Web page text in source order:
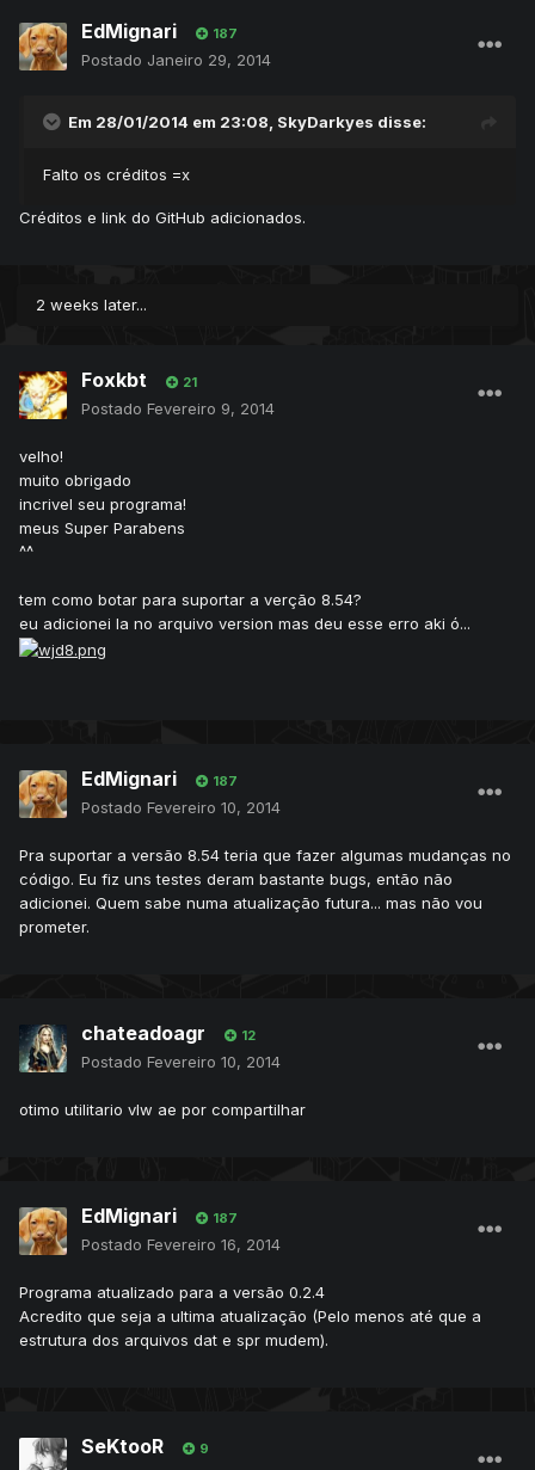
EdMignari 187
Postado Janeiro 29, 2014
Em 28/01/2014 em 23:08, SkyDarkyes disse:
Falto os créditos =x
Créditos e link do GitHub adicionados.
2 weeks later...
Foxkbt 21
Postado Fevereiro 9, 2014
velho!
muito obrigado
incrivel seu programa!
meus Super Parabens
^^
tem como botar para suportar a verção 8.54?
eu adicionei la no arquivo version mas deu esse erro aki ó...
EdMignari 187
Postado Fevereiro 10, 2014
Pra suportar a versão 8.54 teria que fazer algumas mudanças no
código. Eu fiz uns testes deram bastante bugs, então não
adicionei. Quem sabe numa atualização futura... mas não vou
prometer.
chateadoagr 12
Postado Fevereiro 10, 2014
otimo utilitario vlw ae por compartilhar
EdMignari 187
Postado Fevereiro 16, 2014
Programa atualizado para a versão 0.2.4
Acredito que seja a ultima atualização (Pelo menos até que a
estrutura dos arquivos dat e spr mudem).
SeKtooR 9